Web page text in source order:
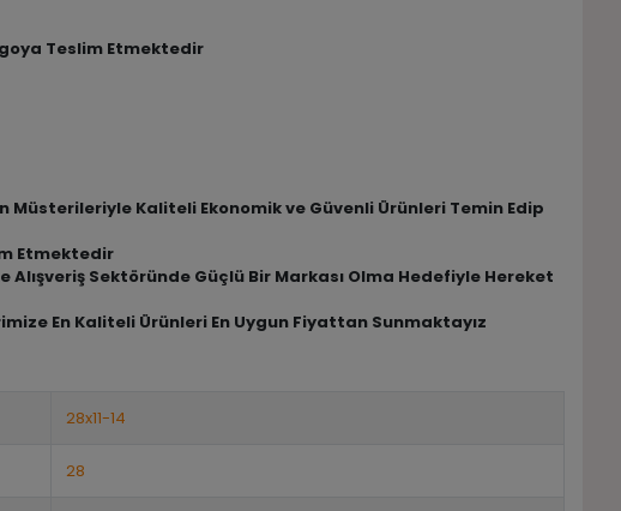
Teslim Etmektedir
Kaliteli Ekonomik ve Güvenli Ürünleri Temin Edip
Etmektedir
Alışveriş Sektöründe Güçlü Bir Markası Olma Hedefiyle Hereket
En Kaliteli Ürünleri En Uygun Fiyattan Sunmaktayız
28x11-14
28